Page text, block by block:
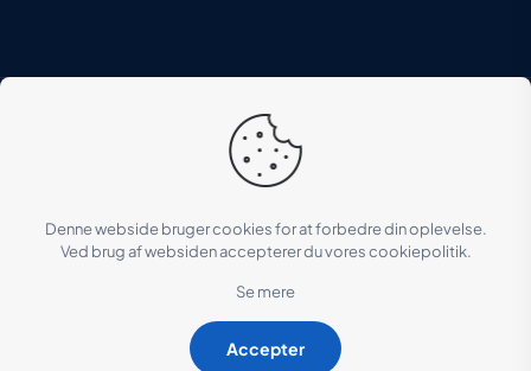
© 2022 HANSEN SEEST ApS | Created by
0
Denne webside bruger cookies for at forbedre din oplevelse.
Ved brug af websiden accepterer du vores cookiepolitik.
Se mere
Accepter